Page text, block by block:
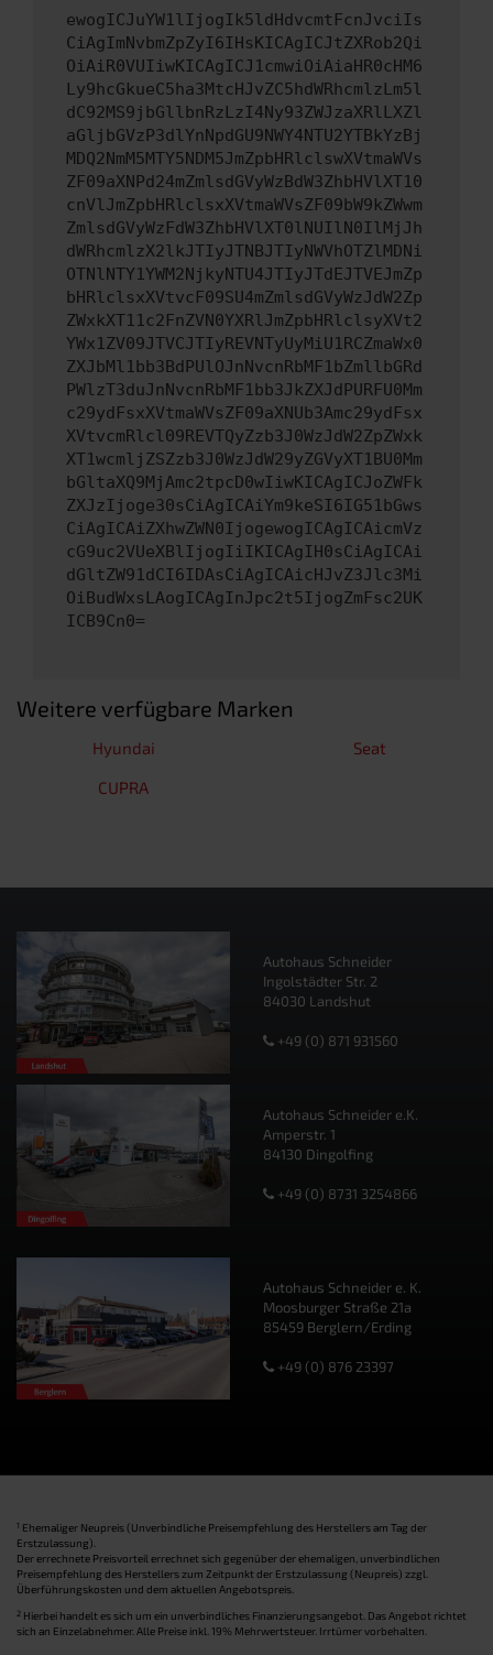
ewogICJuYW1lIjogIk5ldHdvcmtFcnJvciIs
CiAgImNvbmZpZyI6IHsKICAgICJtZXRob2Qi
OiAiR0VUIiwKICAgICJ1cmwiOiAiaHR0cHM6
Ly9hcGkueC5ha3MtcHJvZC5hdWRhcmlzLm5l
dC92MS9jbGllbnRzLzI4Ny93ZWJzaXRlLXZl
aGljbGVzP3dlYnNpdGU9NWY4NTU2YTBkYzBj
MDQ2NmM5MTY5NDM5JmZpbHRlclswXVtmaWVs
ZF09aXNPd24mZmlsdGVyWzBdW3ZhbHVlXT10
cnVlJmZpbHRlclsxXVtmaWVsZF09bW9kZWwm
ZmlsdGVyWzFdW3ZhbHVlXT0lNUIlN0IlMjJh
dWRhcmlzX2lkJTIyJTNBJTIyNWVhOTZlMDNi
OTNlNTY1YWM2NjkyNTU4JTIyJTdEJTVEJmZp
bHRlclsxXVtvcF09SU4mZmlsdGVyWzJdW2Zp
ZWxkXT11c2FnZVN0YXRlJmZpbHRlclsyXVt2
YWx1ZV09JTVCJTIyREVNTyUyMiU1RCZmaWx0
ZXJbMl1bb3BdPUlOJnNvcnRbMF1bZmllbGRd
PWlzT3duJnNvcnRbMF1bb3JkZXJdPURFU0Mm
c29ydFsxXVtmaWVsZF09aXNUb3Amc29ydFsx
XVtvcmRlcl09REVTQyZzb3J0WzJdW2ZpZWxk
XT1wcmljZSZzb3J0WzJdW29yZGVyXT1BU0Mm
bGltaXQ9MjAmc2tpcD0wIiwKICAgICJoZWFk
ZXJzIjoge30sCiAgICAiYm9keSI6IG51bGws
CiAgICAiZXhwZWN0IjogewogICAgICAicmVz
cG9uc2VUeXBlIjogIiIKICAgIH0sCiAgICAi
dGltZW91dCI6IDAsCiAgICAicHJvZ3Jlc3Mi
OiBudWxsLAogICAgInJpc2t5IjogZmFsc2UK
ICB9Cn0=
Weitere verfügbare Marken
Hyundai
Seat
CUPRA
Autohaus Schneider
Ingolstädter Str. 2
84030 Landshut
+49 (0) 871 931560
Autohaus Schneider e.K.
Amperstr. 1
84130 Dingolfing
+49 (0) 8731 3254866
Autohaus Schneider e. K.
Moosburger Straße 21a
85459 Berglern/Erding
+49 (0) 876 23397
1 Ehemaliger Neupreis (Unverbindliche Preisempfehlung des Herstellers am Tag der
Erstzulassung).
Der errechnete Preisvorteil errechnet sich gegenüber der ehemaligen, unverbindlichen
Preisempfehlung des Herstellers zum Zeitpunkt der Erstzulassung (Neupreis) zzgl.
Überführungskosten und dem aktuellen Angebotspreis.
2 Hierbei handelt es sich um ein unverbindliches Finanzierungsangebot. Das Angebot richtet
sich an Einzelabnehmer. Alle Preise inkl. 19% Mehrwertsteuer. Irrtümer vorbehalten.